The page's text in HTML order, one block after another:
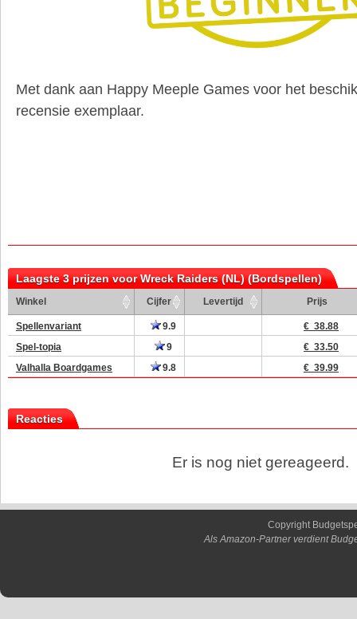
Met dank aan Happy Meeple Games voor het
recensie exemplaar.
Laagste 3 prijzen voor Wreck Raiders (NL) (Bordspellen)
Winkel Cijfer Levertijd Prijs
Spellenvariant 9.9
€ 38.88
Spel-topia
9
€ 33.50
Valhalla Boardgames
9.8 € 39.99
Reacties
Er is nog niet gereageerd.
Copyright
Als Amazon-Partner verdient